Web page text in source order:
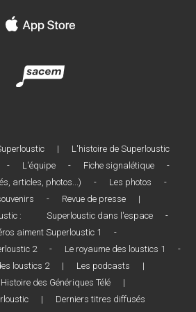
|
L'histoire de Superloustic
- L'équipe - Fiche signalétique
-
articles, photos...)
- Les photos
-
- Revue de presse
|
:
Superloustic dans l'espace
-
aiment Superloustic 1
-
2
- Le royaume des loustics 1
-
loustics 2
| Les podcasts
|
des Génériques Télé
|
|
Derniers titres diffusés